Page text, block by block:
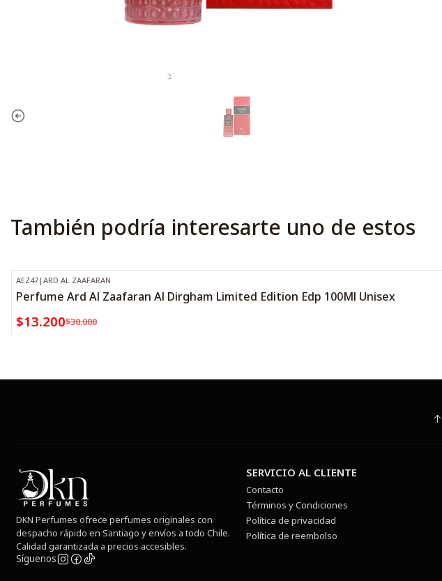
También podría interesarte uno de estos
-56%OFF
AEZ47 |ARD AL ZAAFARAN
Perfume Ard Al Zaafaran Al Dirgham Limited Edition Edp 100Ml Unisex
$13.200$30.000
DKN Perfumes ofrece perfumes originales con
despacho rápido en Santiago y envíos a todo Chile.
Calidad garantizada a precios accesibles.
Síguenos
SERVICIO AL CLIENTE
Contacto
Términos y Condiciones
Política de privacidad
Política de reembolso